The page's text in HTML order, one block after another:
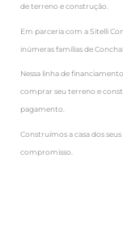
de terreno e construção.
Em parceria com a Sitelli
inúmeras famílias de Conchal
Nessa linha de
comprar seu terreno e
pagamento.
Construímos a casa dos
compromisso.